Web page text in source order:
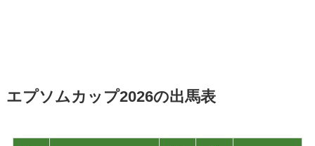
エプソムカップ2026の出馬表